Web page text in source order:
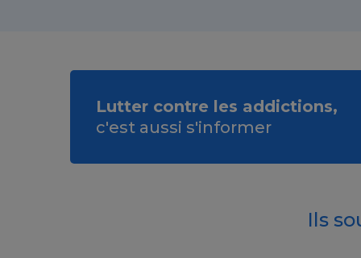
Lutter contre les addictions,
c'est aussi s'informer
Ils